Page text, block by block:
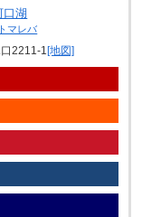
湖
トマレバ
2211-1 [地図]